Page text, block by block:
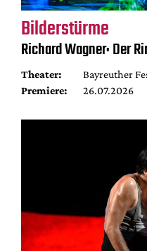
Bilderstürme
Richard Wagner: Der
Theater:
Bayreuther
Premiere:
26.07.2026